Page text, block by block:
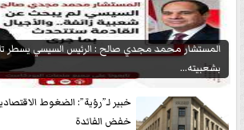
المستشار محمد مجدي صالح : الرئيس السيسي يسطر
بشعبيته...
خبير لـ”رؤية”: الضغوط
خفض الفائدة